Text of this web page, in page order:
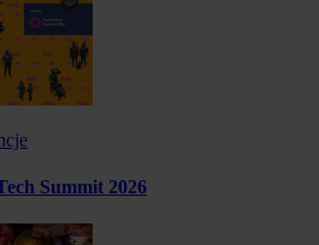
Summit 2026